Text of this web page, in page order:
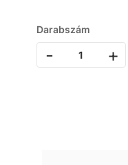
Darabszám
- +